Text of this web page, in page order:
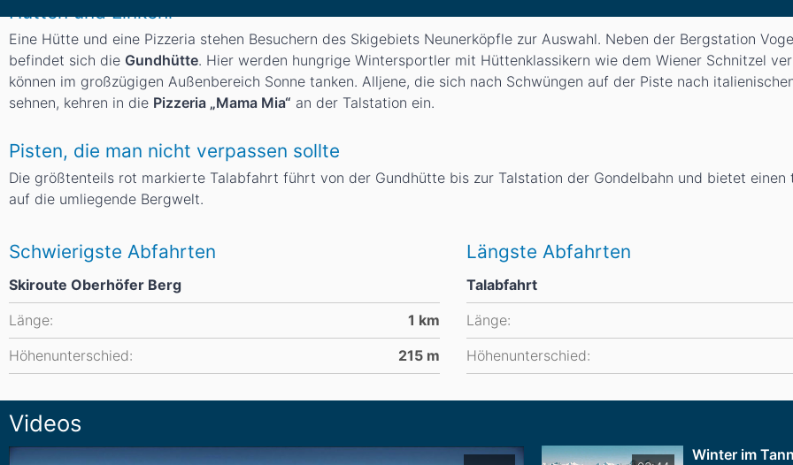
Hütten und Einkehr
Eine Hütte und eine Pizzeria stehen Besuchern des Skigebiets Neunerköpfle zur Auswahl. Neben der Bergstation
befindet sich die Gundhütte. Hier werden hungrige Wintersportler mit Hüttenklassikern wie dem Wiener Schnitzel
können im großzügigen Außenbereich Sonne tanken. Alljene, die sich nach Schwüngen auf der Piste nach
sehnen, kehren in die Pizzeria „Mama Mia“ an der Talstation ein.
Pisten, die man nicht verpassen sollte
Die größtenteils rot markierte Talabfahrt führt von der Gundhütte bis zur Talstation der Gondelbahn und bietet einen
auf die umliegende Bergwelt.
Schwierigste Abfahrten
Skiroute Oberhöfer Berg
Länge:
1 km
Höhenunterschied:
215 m
Längste Abfahrten
Talabfahrt
Länge:
Höhenunterschied:
Videos
Winter im